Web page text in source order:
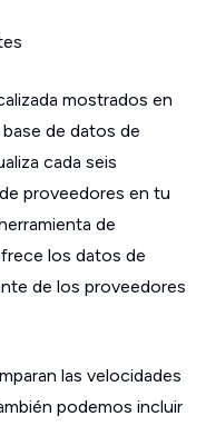
mostrados en
de datos de
cada seis
proveedores en tu
de
los datos de
de los proveedores
las velocidades
podemos incluir